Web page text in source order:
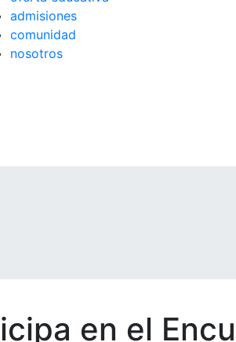
admisiones
comunidad
nosotros
en el